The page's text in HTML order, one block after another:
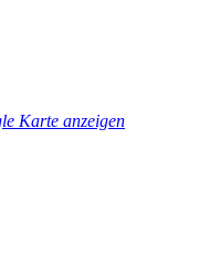
Karte anzeigen